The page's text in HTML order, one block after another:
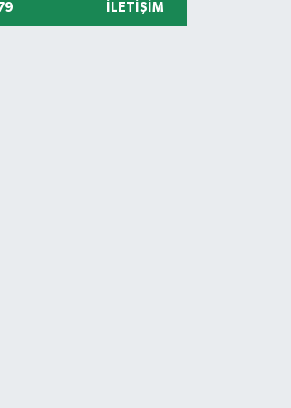
İLETIŞIM